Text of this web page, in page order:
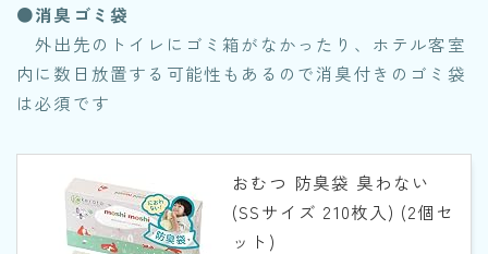
●消臭ゴミ袋
外出先のトイレにゴミ箱がなかったり、ホテル客室
内に数日放置する可能性もあるので消臭付きのゴミ袋
は必須です
おむつ 防臭袋 臭わない
(SSサイズ 210枚入) (2個セ
ット)